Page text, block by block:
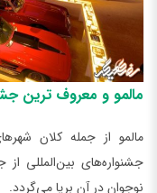
مالمو و معروف‌ ترین
مالمو از جمله کلان
جشنواره‌های بین‌المللی
نوجوان در آن برپا می‌گردد.